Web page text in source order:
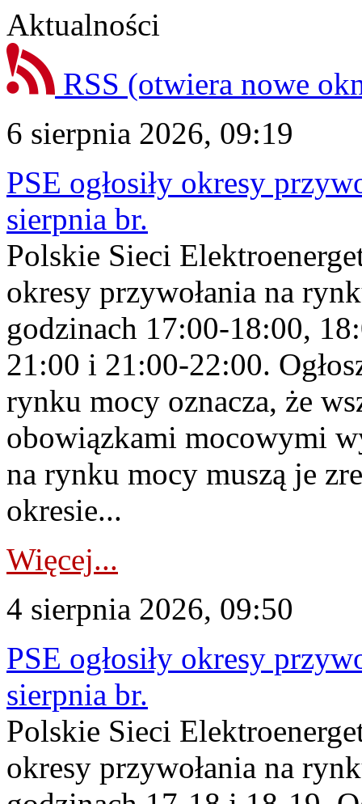
Aktualności
RSS (otwiera nowe
6 sierpnia 2026, 09:19
PSE ogłosiły okresy
sierpnia br.
Polskie Sieci
okresy przywołania na
godzinach 17:00-18:00,
21:00 i 21:00-22:00.
rynku mocy oznacza, że
obowiązkami mocowymi
na rynku mocy muszą je
okresie...
Więcej...
4 sierpnia 2026, 09:50
PSE ogłosiły okresy
sierpnia br.
Polskie Sieci
okresy przywołania na